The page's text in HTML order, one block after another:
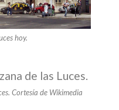
hoy.
Cortesía de Wikimedia